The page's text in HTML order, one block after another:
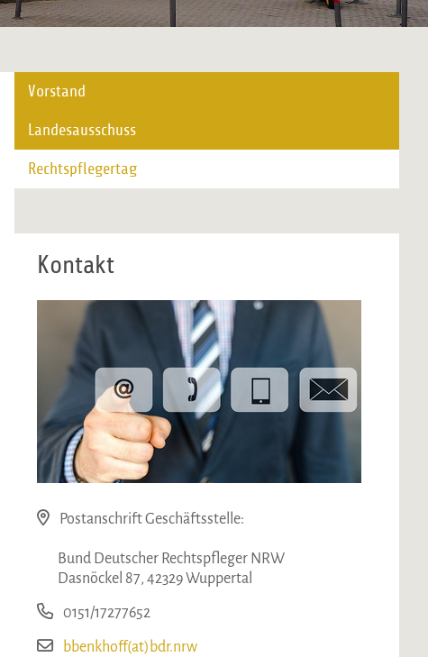
Vorstand
Landesausschuss
Rechtspflegertag
Kontakt
Postanschrift Geschäftsstelle:
Bund Deutscher Rechtspfleger NRW
Dasnöckel 87, 42329 Wuppertal
0151/17277652
bbenkhoff(at)bdr.nrw